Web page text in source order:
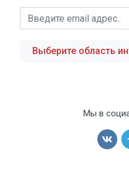
Выберите область
Мы в